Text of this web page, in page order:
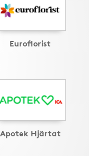
Euroflorist
Apotek Hjärtat